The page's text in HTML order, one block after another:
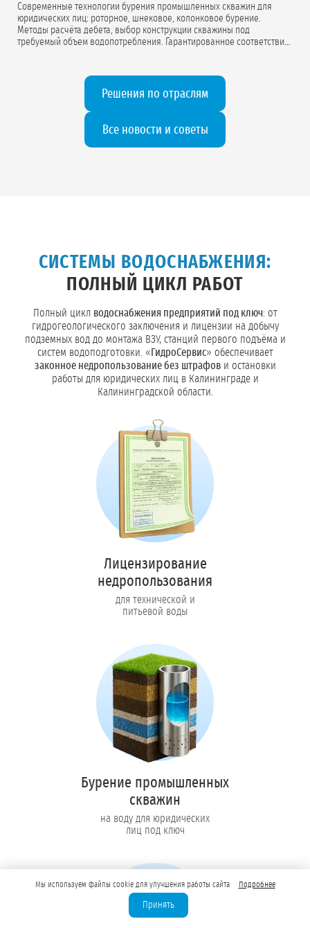
Современные технологии бурения промышленных скважин для
юридических лиц: роторное, шнековое, колонковое бурение.
Методы расчёта дебета, выбор конструкции скважины под
требуемый объем водопотребления. Гарантированное соответствие
Решения по отраслям
Все новости и советы
СИСТЕМЫ ВОДОСНАБЖЕНИЯ:
ПОЛНЫЙ ЦИКЛ РАБОТ
Полный цикл водоснабжения предприятий под ключ: от
гидрогеологического заключения и лицензии на добычу
подземных вод до монтажа ВЗУ, станций первого подъёма и
систем водоподготовки. «ГидроСервис» обеспечивает
законное недропользование без штрафови остановки
работы для юридических лиц в Калининграде и
Калининградской области.
Лицензирование
недропользования
для технической и
питьевой воды
Бурение промышленных
скважин
на воду для юридических
лиц под ключ
Мы используем файлы cookie для улучшения работы сайта Подробнее
Принять